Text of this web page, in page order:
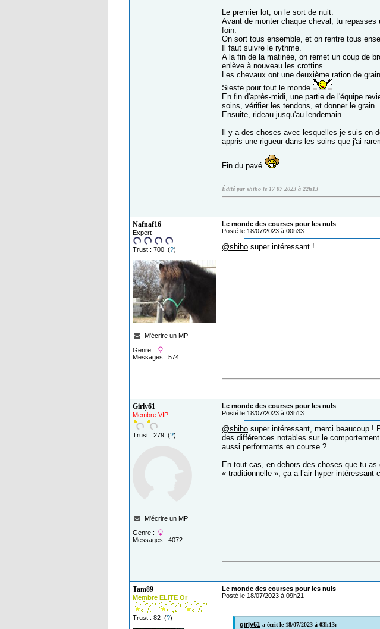
Le premier lot, on le sort de nuit.
Avant de monter chaque cheval, tu
foin.
On sort tous ensemble, et on rentre tous
Il faut suivre le rythme.
A la fin de la matinée, on remet un coup de
enlève à nouveau les crottins.
Les chevaux ont une deuxième ration de
Sieste pour tout le monde
En fin d'après-midi, une partie de l'équipe
soins, vérifier les tendons, et donner le grain.
Ensuite, rideau jusqu'au lendemain.
Il y a des choses avec lesquelles je suis en
appris une rigueur dans les soins que j'ai
Fin du pavé
Édité par shiho le 17-07-2023 à 22h13
Nafnaf16
Expert
Trust : 700 (?)
M'écrire un MP
Genre :
Messages : 574
Le monde des courses pour les nuls
Posté le 18/07/2023 à 00h33
@shiho super intéressant !
Girly61
Membre VIP
Trust : 279 (?)
M'écrire un MP
Genre :
Messages : 4072
Le monde des courses pour les nuls
Posté le 18/07/2023 à 03h13
@shiho super intéressant, merci beaucoup !
des différences notables sur le
aussi performants en course ?
En tout cas, en dehors des choses que tu
« traditionnelle », ça a l’air hyper intéressant
Tam89
Membre ELITE Or
Trust : 82 (?)
Le monde des courses pour les nuls
Posté le 18/07/2023 à 09h21
girly61a écrit le 18/07/2023 à 03h13: